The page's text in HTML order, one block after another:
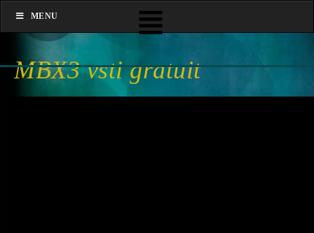
MBX3 vsti gratuit
MENU